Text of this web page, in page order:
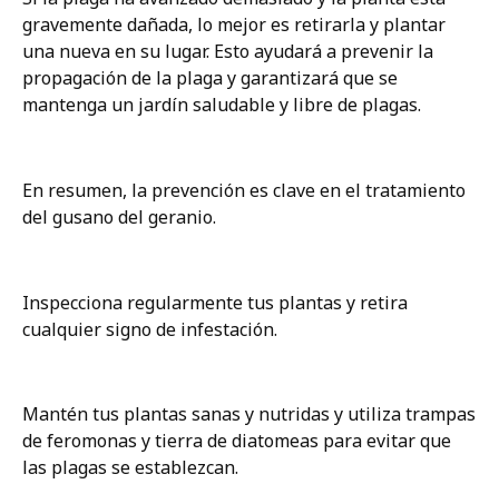
gravemente dañada, lo mejor es retirarla y plantar
una nueva en su lugar. Esto ayudará a prevenir la
propagación de la plaga y garantizará que se
mantenga un jardín saludable y libre de plagas.
En resumen, la prevención es clave en el tratamiento
del gusano del geranio.
Inspecciona regularmente tus plantas y retira
cualquier signo de infestación.
Mantén tus plantas sanas y nutridas y utiliza trampas
de feromonas y tierra de diatomeas para evitar que
las plagas se establezcan.